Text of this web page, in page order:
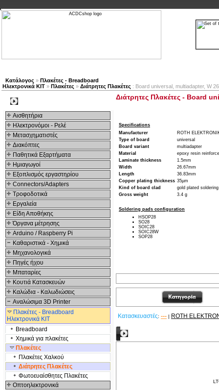
Κατάλογος » Πλακέτες - Breadboard
Ηλεκτρονικά ΚΙΤ » Πλακέτες » Διάτρητες Πλακέτες : Board universal, multiadapter, W
Αισθητήρια
Ηλεκτρονόμοι - Ρελέ
Μετασχηματιστές
Διακόπτες
Παθητικά Εξαρτήματα
Hμιαγωγοί
Εξοπλισμός εργαστηρίου
Connectors/Adapters
Τροφοδοτικά
Εργαλεία
Είδη Αποθήκης
Όργανα μέτρησης
Arduino / Raspberry Pi
Καθαριστικά - Χημικά
Μηχανολογικά
Πηγές ήχου
Μπαταρίες
Κουτιά Κατασκευών
Καλώδια - Καλωδιώσεις
Αναλώσιμα 3D Printer
Πλακέτες - Breadboard
Ηλεκτρονικά ΚΙΤ
Breadboard
Χημικά για πλακέτες
Πλακέτες
Πλακέτες Χαλκού
Διάτρητες Πλακέτες
Φωτοευαίσθητες Πλακέτες
Οπτοηλεκτρονικά
Διάτρητες Πλακέτες - Board
Specifications
Manufacturer
ROTH
Type of board
universal
Board variant
multiadapter
Material
epoxy resin
Laminate thickness
1.5mm
Width
26.67mm
Length
36.83mm
Copper plating thickness 35µm
Kind of board clad
gold plated
Gross weight
3.4 g
Soldering pads configuration
HSOP28
SO28
SOIC28
SOIC28W
SOP28
Κατασκευαστές: --- | ROTH